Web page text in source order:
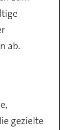
ab.
gezielte